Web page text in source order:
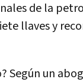
de la
llaves y
Según un